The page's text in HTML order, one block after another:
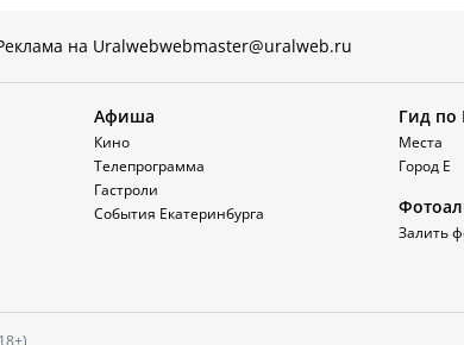
на Uralwebwebmaster@uralweb.ru
Афиша
Кино
Телепрограмма
Гастроли
События Екатеринбурга
Гид по
Места
Город Е
Залить